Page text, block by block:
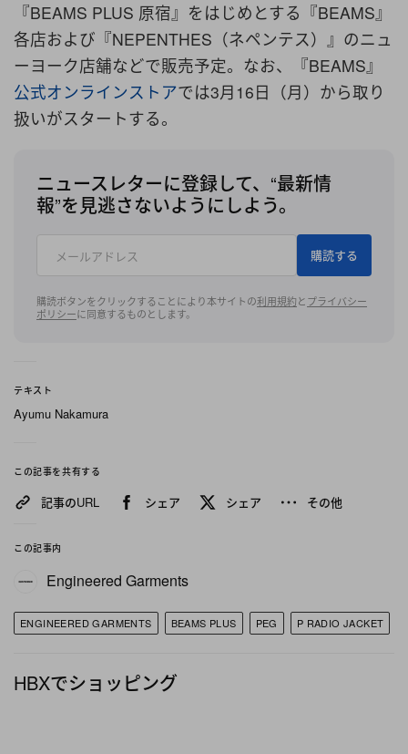
『BEAMS PLUS 原宿』をはじめとする『BEAMS』
各店および『NEPENTHES（ネペンテス）』のニュ
ーヨーク店舗などで販売予定。なお、『BEAMS』
公式オンラインストアでは3月16日（月）から取り
扱いがスタートする。
ニュースレターに登録して、“最新情
報”を見逃さないようにしよう。
購読する
購読ボタンをクリックすることにより本サイトの利用規約とプライバシー
ポリシーに同意するものとします。
テキスト
Ayumu Nakamura
この記事を共有する
記事のURL シェア シェア その他
この記事内
Engineered Garments
ENGINEERED GARMENTS BEAMS PLUS PEG P RADIO JACKET
HBXでショッピング